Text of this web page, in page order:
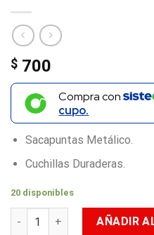
$ 700
Compra con
cupo.
Sacapuntas Metálico.
Cuchillas Duraderas.
20 disponibles
Sacapuntas Metálico x
AÑADIR